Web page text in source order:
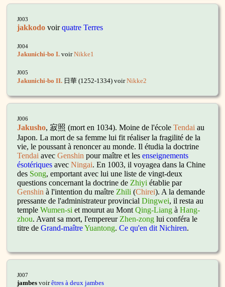
J003
jakkodo voirquatre Terres
J004
Jakunichi-bo I. voirNikke1
J005
Jakunichi-bo II. 日華(1252-1334) voirNikke2
J006
Jakusho, 寂照(mort en 1034). Moine de l'écoleTendai au
Japon. La mort de sa femme lui fit réaliser la fragilité de la
vie, le poussant à renoncer au monde. Il étudia la doctrine
Tendai avecGenshin pour maître et lesenseignements
ésotériques avecNingai. En 1003, il voyagea dans la Chine
des Song, emportant avec lui une liste de vingt-deux
questions concernant la doctrine de Zhiyi établie par
Genshinà l'intention du maître Zhili (Chirei). A la demande
pressante de l'administrateur provincialDingwei, il resta au
templeWumen-si et mourut au MontQing-Liang àHang-
zhou. Avant sa mort, l'empereur Zhen-zong lui conféra le
titre deGrand-maître Yuantong.Ce qu'en dit Nichiren.
J007
jambes voirêtres à deux jambes